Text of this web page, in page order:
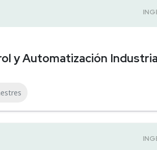
y Automatización